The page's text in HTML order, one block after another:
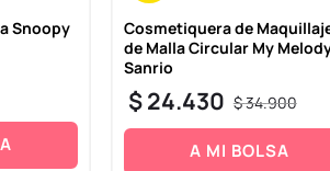
Snoopy
Cosmetiquera de
de Malla Circular My
Sanrio
$34.900
$24.430
A MI BOLSA